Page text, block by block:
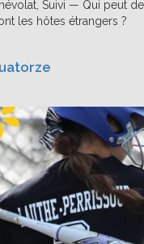
Suivi — Qui peut
les hôtes étrangers ?